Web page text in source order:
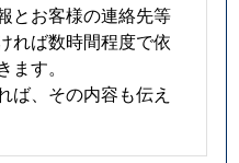
とお客様の連絡先等
れば数時間程度で依
す。
ば、その内容も伝え